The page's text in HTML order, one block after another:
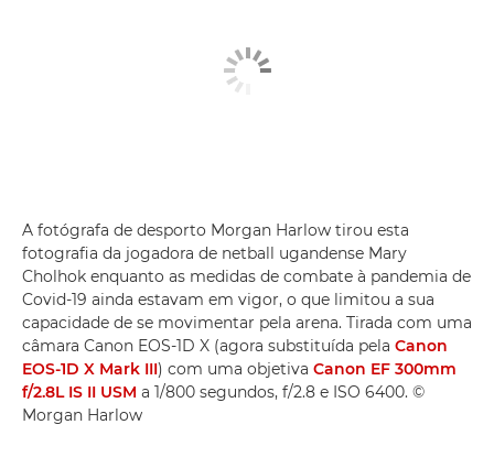
A fotógrafa de desporto Morgan Harlow tirou esta
fotografia da jogadora de netball ugandense Mary
Cholhok enquanto as medidas de combate à pandemia de
Covid-19 ainda estavam em vigor, o que limitou a sua
capacidade de se movimentar pela arena. Tirada com uma
câmara Canon EOS-1D X (agora substituída pela Canon
EOS-1D X Mark III) com uma objetiva Canon EF 300mm
f/2.8L IS II USM a 1/800 segundos, f/2.8 e ISO 6400. ©
Morgan Harlow